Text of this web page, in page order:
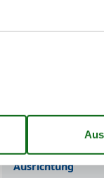
Ausrichtung